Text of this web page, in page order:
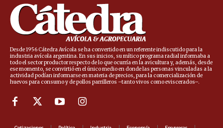
Desde 1956 Cátedra Avícola se ha convertido en un referente indiscutido para la
industria avícola argentina. En sus inicios, su mítico programa radial informaba a
todo el sector productor respecto de lo que ocurría en la avicultura y, además, desde
ese momento, se convirtió en el único medio en donde las personas vinculadas a la
actividad podían informarse en materia de precios, para la comercialización de
huevos para consumo y de pollos parrilleros –tanto vivos como eviscerados–.